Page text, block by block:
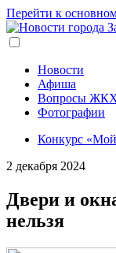
Перейти к
Новости
Афиша
Вопросы
Фотографии
Конкурс
2 декабря 2024
Двери и
нельзя